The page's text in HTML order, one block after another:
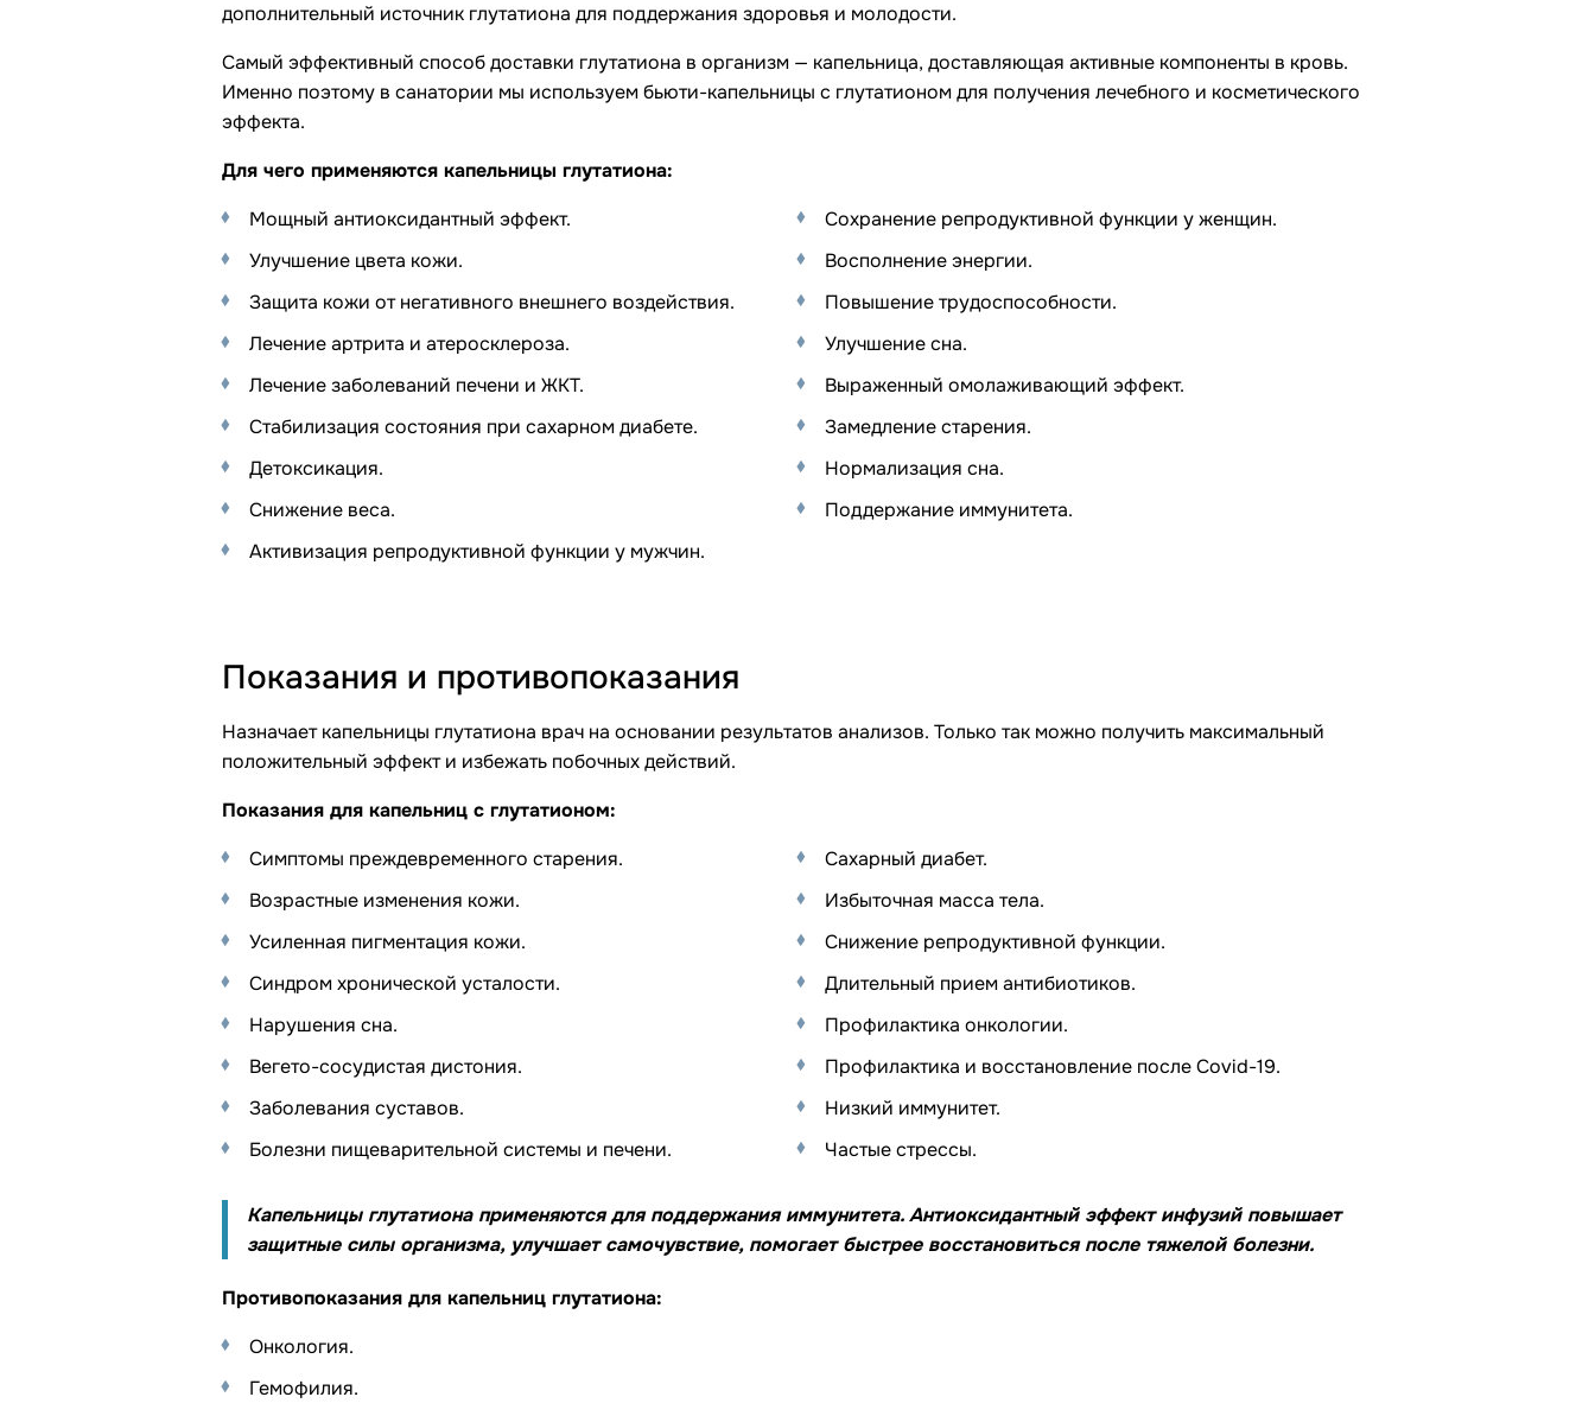
дополнительный источник глутатиона для поддержания здоровья и молодости.
Самый эффективный способ доставки глутатиона в организм — капельница, доставляющая активные компоненты в кровь.
Именно поэтому в санатории мы используем бьюти-капельницы с глутатионом для получения лечебного и косметического
эффекта.
Для чего применяются капельницы глутатиона:
Мощный антиоксидантный эффект.
Улучшение цвета кожи.
Защита кожи от негативного внешнего воздействия.
Лечение артрита и атеросклероза.
Лечение заболеваний печени и ЖКТ.
Стабилизация состояния при сахарном диабете.
Детоксикация.
Снижение веса.
Активизация репродуктивной функции у мужчин.
Сохранение репродуктивной функции у женщин.
Восполнение энергии.
Повышение трудоспособности.
Улучшение сна.
Выраженный омолаживающий эффект.
Замедление старения.
Нормализация сна.
Поддержание иммунитета.
Показания и противопоказания
Назначает капельницы глутатиона врач на основании результатов анализов. Только так можно получить максимальный
положительный эффект и избежать побочных действий.
Показания для капельниц с глутатионом:
Симптомы преждевременного старения.
Возрастные изменения кожи.
Усиленная пигментация кожи.
Синдром хронической усталости.
Нарушения сна.
Вегето-сосудистая дистония.
Заболевания суставов.
Болезни пищеварительной системы и печени.
Сахарный диабет.
Избыточная масса тела.
Снижение репродуктивной функции.
Длительный прием антибиотиков.
Профилактика онкологии.
Профилактика и восстановление после Covid-19.
Низкий иммунитет.
Частые стрессы.
Капельницы глутатиона применяются для поддержания иммунитета. Антиоксидантный эффект инфузий повышает
защитные силы организма, улучшает самочувствие, помогает быстрее восстановиться после тяжелой болезни.
Противопоказания для капельниц глутатиона:
Онкология.
Гемофилия.